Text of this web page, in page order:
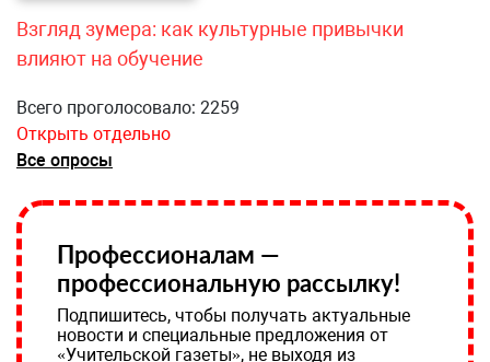
Взгляд зумера: как культурные привычки
влияют на обучение
Всего проголосовало: 2259
Открыть отдельно
Все опросы
Профессионалам —
профессиональную рассылку!
Подпишитесь, чтобы получать актуальные
новости и специальные предложения от
«Учительской газеты», не выходя из